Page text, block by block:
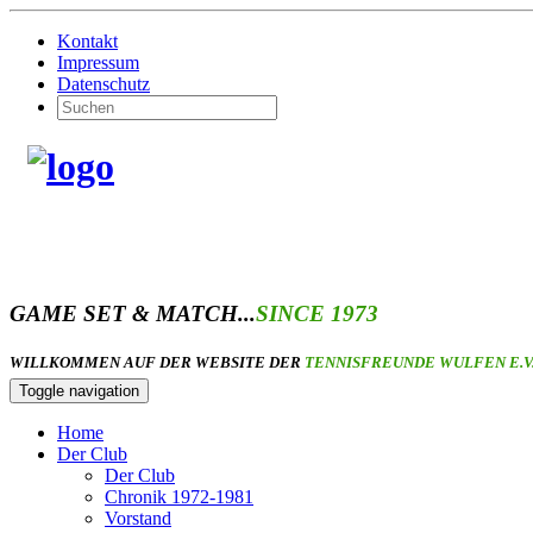
Kontakt
Impressum
Datenschutz
GAME SET & MATCH...SINCE 1973
WILLKOMMEN AUF DER WEBSITE DER TENNISFREUNDE WULFEN
Toggle navigation
Home
Der Club
Der Club
Chronik 1972-1981
Vorstand